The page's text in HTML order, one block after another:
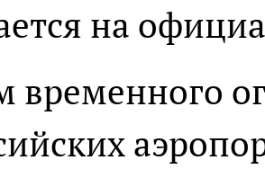
на
временного